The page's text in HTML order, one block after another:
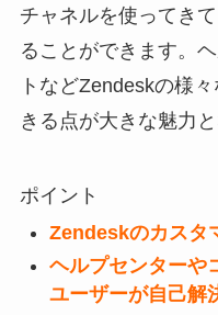
チャネルを使ってき
ることができます。
トなどZendeskの様
きる点が大きな魅力と
ポイント
Zendeskのカスタ
ヘルプセンターや
ユーザーが自己解